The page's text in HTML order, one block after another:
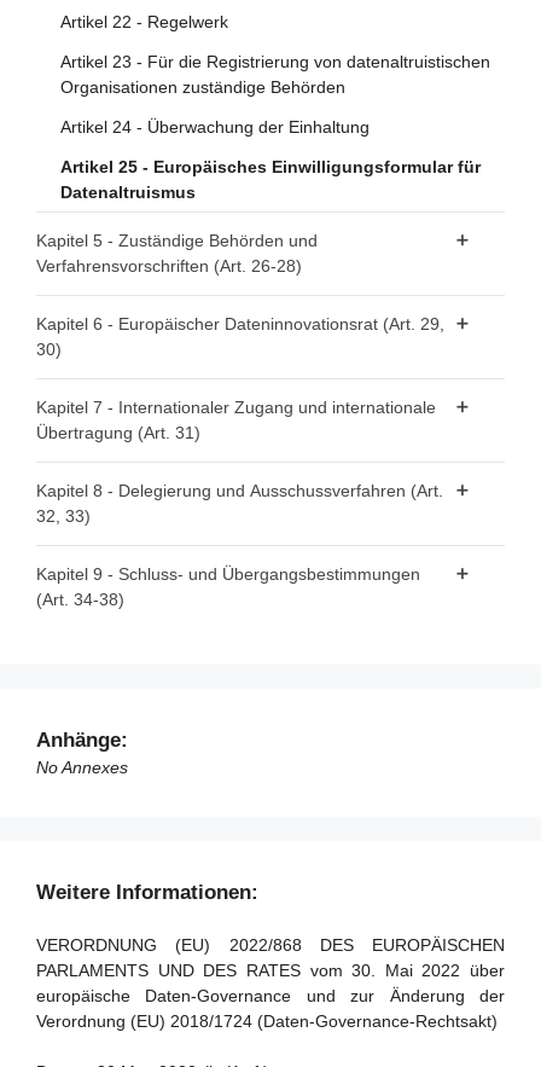
Artikel 22 - Regelwerk
Artikel 23 - Für die Registrierung von datenaltruistischen
Organisationen zuständige Behörden
Artikel 24 - Überwachung der Einhaltung
Artikel 25 - Europäisches Einwilligungsformular für
Datenaltruismus
Kapitel 5 - Zuständige Behörden und
Verfahrensvorschriften (Art. 26-28)
Rechtsbehelf
Kapitel 6 - Europäischer Dateninnovationsrat (Art. 29,
30)
Artikel 30 - Aufgaben des Europäischen
Dateninnovationsrats
Kapitel 7 - Internationaler Zugang und internationale
Übertragung (Art. 31)
Übertragung
Kapitel 8 - Delegierung und Ausschussverfahren (Art.
32, 33)
Artikel 32 - Ausübung der Befugnisübertragung
Artikel 33 - Ausschussverfahren
Kapitel 9 - Schluss- und Übergangsbestimmungen
(Art. 34-38)
Artikel 37 - Übergangsregelung
Anhänge:
No Annexes
Weitere Informationen:
VERORDNUNG (EU) 2022/868 DES EUROPÄISCHEN
PARLAMENTS UND DES RATES vom 30. Mai 2022 über
europäische Daten-Governance und zur Änderung der
Verordnung (EU) 2018/1724 (Daten-Governance-Rechtsakt)